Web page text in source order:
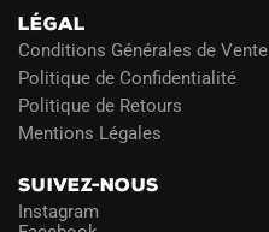
LÉGAL
Conditions Générales de Vente
Politique de Confidentialité
Politique de Retours
Mentions Légales
SUIVEZ-NOUS
Instagram